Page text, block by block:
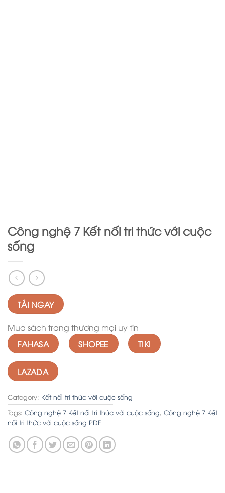
Công nghệ 7 Kết nối tri thức với cuộc
sống
TẢI NGAY
Mua sách trang thương mại uy tín
FAHASA SHOPEE TIKI
LAZADA
Category: Kết nối tri thức với cuộc sống
Tags: Công nghệ 7 Kết nối tri thức với cuộc sống, Công nghệ 7 Kết
nối tri thức với cuộc sống PDF